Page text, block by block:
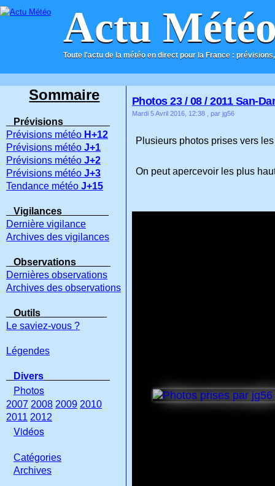
Actu
Toute l'actu de la météo en direct pour la France :
ACCUEIL CONTACT
Photos 23 / 08 / 2011 San-
Mardi 5 Avril 2016, 12:38 , par jg56
Plusieurs photos prises vers
On peut apercevoir les plus
Sommaire
Prévisions
Prévisions météo H+12
Prévisions météo J+1
Prévisions météo J+2
Prévisions météo J+3
Tendance météo J+15
Vigilances
Dernière vigilance
Archives des vigilances
Observations
Dernières observations
Archives des observations
Outils
Le saviez-vous ?
Légendes
Divers
Photos
2007 2008 2009 2010
2011 2012
Vidéos
Catégories
Archives